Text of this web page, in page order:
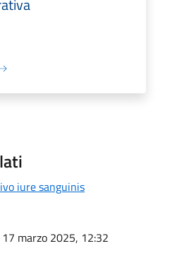
iure sanguinis
17 marzo 2025, 12:32